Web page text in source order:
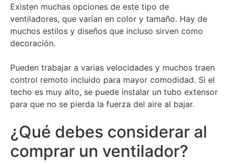
Existen muchas opciones de este tipo de
ventiladores, que varían en color y tamaño. Hay de
muchos estilos y diseños que incluso sirven como
decoración.
Pueden trabajar a varias velocidades y muchos traen
control remoto incluido para mayor comodidad. Si el
techo es muy alto, se puede instalar un tubo extensor
para que no se pierda la fuerza del aire al bajar.
¿Qué debes considerar al
comprar un ventilador?